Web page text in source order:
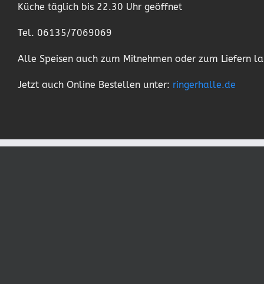
Küche täglich bis 22.30 Uhr geöffnet
Tel. 06135/7069069
Alle Speisen auch zum Mitnehmen oder zum Liefern
Jetzt auch Online Bestellen unter: ringerhalle.de